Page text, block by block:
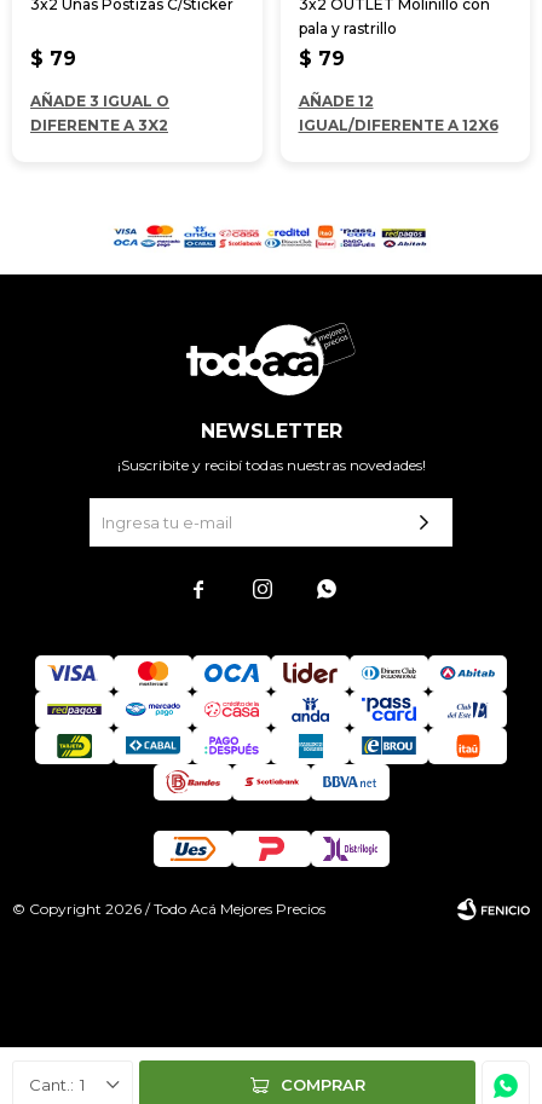
1 COMPRAR
3x2 Uñas Postizas C/Sticker
$ 79
AÑADE 3 IGUAL O
DIFERENTE A 3X2
3x2 OUTLET Molinillo con
pala y rastrillo
$ 79
AÑADE 12
IGUAL/DIFERENTE A 12X6
NEWSLETTER
¡Suscribite y recibí todas nuestras novedades!
  
© Copyright 2026 / Todo Acá Mejores Precios
Fenicio